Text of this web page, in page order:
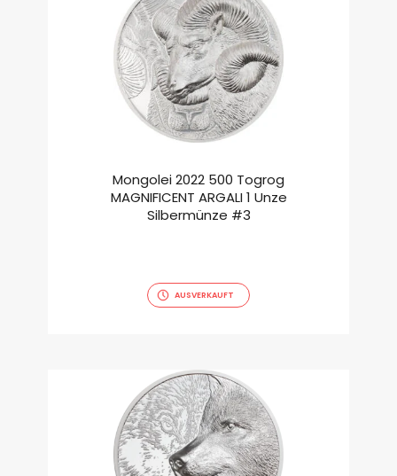
Mongolei 2022 500 Togrog
MAGNIFICENT ARGALI 1 Unze
Silbermünze #3
AUSVERKAUFT